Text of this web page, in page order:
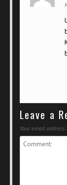
Leave a
Your email